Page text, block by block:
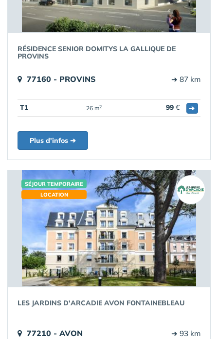
RÉSIDENCE SENIOR DOMITYS LA GALLIQUE DE
PROVINS
77160 - PROVINS ➔ 87 km
T1 26 m2 99 € ➔
Plus d'infos ➔
SÉJOUR TEMPORAIRE
LOCATION
LES JARDINS D'ARCADIE AVON FONTAINEBLEAU
77210 - AVON ➔ 93 km